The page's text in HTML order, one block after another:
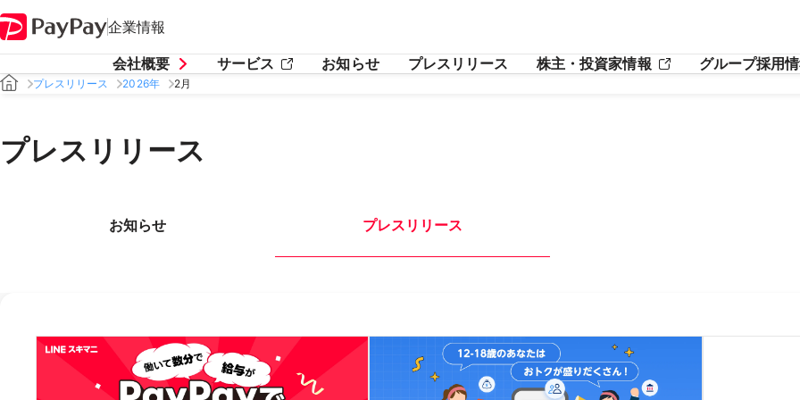
企業情報
会社概要 サービス お知らせ プレスリリース 株主・投資家情報 グループ採用
プレスリリース 2026年 2月
プレスリリース
お知らせ プレスリリース